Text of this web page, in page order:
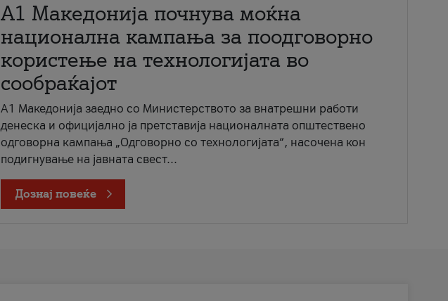
A1 Македонија почнува моќна
национална кампања за поодговорно
користење на технологијата во
сообраќајот
A1 Македонија заедно со Министерството за внатрешни работи
денеска и официјално ја претставија националната општествено
одговорна кампања „Одговорно со технологијата“, насочена кон
подигнување на јавната свест...
Дознај повеќе